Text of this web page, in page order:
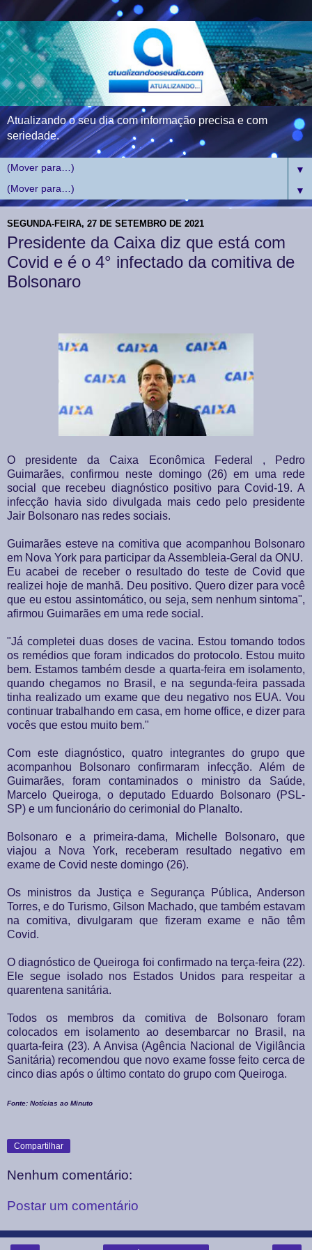
Atualizando o seu dia com informação precisa e com
seriedade.
▼
▼
SEGUNDA-FEIRA, 27 DE SETEMBRO DE 2021
Presidente da Caixa diz que está com
Covid e é o 4° infectado da comitiva de
Bolsonaro
O presidente da Caixa Econômica Federal , Pedro
Guimarães, confirmou neste domingo (26) em uma rede
social que recebeu diagnóstico positivo para Covid-19. A
infecção havia sido divulgada mais cedo pelo presidente
Jair Bolsonaro nas redes sociais.
Guimarães esteve na comitiva que acompanhou Bolsonaro
em Nova York para participar da Assembleia-Geral da ONU.
Eu acabei de receber o resultado do teste de Covid que
realizei hoje de manhã. Deu positivo. Quero dizer para você
que eu estou assintomático, ou seja, sem nenhum sintoma",
afirmou Guimarães em uma rede social.
"Já completei duas doses de vacina. Estou tomando todos
os remédios que foram indicados do protocolo. Estou muito
bem. Estamos também desde a quarta-feira em isolamento,
quando chegamos no Brasil, e na segunda-feira passada
tinha realizado um exame que deu negativo nos EUA. Vou
continuar trabalhando em casa, em home office, e dizer para
vocês que estou muito bem."
Com este diagnóstico, quatro integrantes do grupo que
acompanhou Bolsonaro confirmaram infecção. Além de
Guimarães, foram contaminados o ministro da Saúde,
Marcelo Queiroga, o deputado Eduardo Bolsonaro (PSL-
SP) e um funcionário do cerimonial do Planalto.
Bolsonaro e a primeira-dama, Michelle Bolsonaro, que
viajou a Nova York, receberam resultado negativo em
exame de Covid neste domingo (26).
Os ministros da Justiça e Segurança Pública, Anderson
Torres, e do Turismo, Gilson Machado, que também estavam
na comitiva, divulgaram que fizeram exame e não têm
Covid.
O diagnóstico de Queiroga foi confirmado na terça-feira (22).
Ele segue isolado nos Estados Unidos para respeitar a
quarentena sanitária.
Todos os membros da comitiva de Bolsonaro foram
colocados em isolamento ao desembarcar no Brasil, na
quarta-feira (23). A Anvisa (Agência Nacional de Vigilância
Sanitária) recomendou que novo exame fosse feito cerca de
cinco dias após o último contato do grupo com Queiroga.
Fonte: Notícias ao Minuto
Compartilhar
Nenhum comentário:
Postar um comentário